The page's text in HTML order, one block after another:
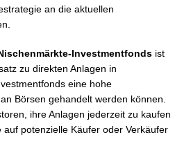
an die aktuellen
Investmentfonds ist
zu direkten Anlagen in
eine hohe
Börsen gehandelt werden können.
ihre Anlagen jederzeit zu kaufen
potenzielle Käufer oder Verkäufer